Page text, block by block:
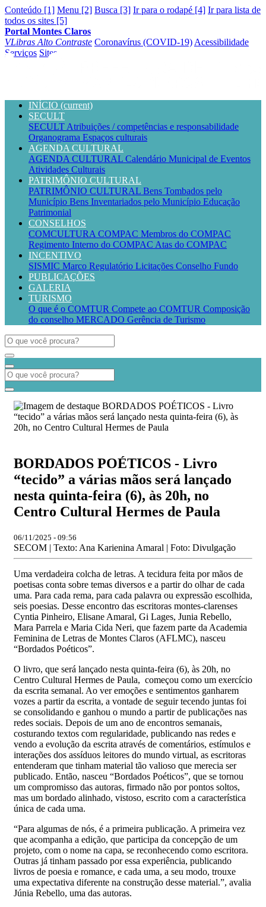
Conteúdo [1] Menu [2] Busca [3] Ir para o rodapé [4] Ir para lista de
todos os sites [5]
Portal Montes Claros
VLibras Alto Contraste Coronavírus (COVID-19) Acessibilidade
Serviços Sites
INÍCIO (current)
SECULT
SECULT Atribuições / competências e responsabilidade
Organograma Espaços culturais
AGENDA CULTURAL
AGENDA CULTURAL Calendário Municipal de Eventos
Atividades Culturais
PATRIMÔNIO CULTURAL
PATRIMÔNIO CULTURAL Bens Tombados pelo
Município Bens Inventariados pelo Município Educação
Patrimonial
CONSELHOS
COMCULTURA COMPAC Membros do COMPAC
Regimento Interno do COMPAC Atas do COMPAC
INCENTIVO
SISMIC Marco Regulatório Licitações Conselho Fundo
PUBLICAÇÕES
GALERIA
TURISMO
O que é o COMTUR Compete ao COMTUR Composição
do conselho MERCADO Gerência de Turismo
BORDADOS POÉTICOS - Livro
“tecido” a várias mãos será lançado
nesta quinta-feira (6), às 20h, no
Centro Cultural Hermes de Paula
06/11/2025 - 09:56
SECOM | Texto: Ana Karienina Amaral | Foto: Divulgação
Uma verdadeira colcha de letras. A tecidura feita por mãos de
poetisas conta sobre temas diversos e a partir do olhar de cada
uma. Para cada rema, para cada palavra ou expressão escolhida,
seis poesias. Desse encontro das escritoras montes-clarenses
Cyntia Pinheiro, Elisane Amaral, Gi Lages, Junia Rebello,
Mara Parrela e Maria Cida Neri, que fazem parte da Academia
Feminina de Letras de Montes Claros (AFLMC), nasceu
“Bordados Poéticos”.
O livro, que será lançado nesta quinta-feira (6), às 20h, no
Centro Cultural Hermes de Paula, começou como um exercício
da escrita semanal. Ao ver emoções e sentimentos ganharem
vozes a partir da escrita, a vontade de seguir tecendo juntas foi
se consolidando e ganhou o mundo a partir de publicações nas
redes sociais. Depois de um ano de encontros semanais,
costurando textos com regularidade, publicando nas redes e
vendo a evolução da escrita através de comentários, estímulos e
interações dos assíduos leitores do mundo virtual, as escritoras
entenderam que tinham material tão valioso que merecia ser
publicado. Então, nasceu “Bordados Poéticos”, que se tornou
um compromisso das autoras, firmado não por pontos soltos,
mas um bordado alinhado, vistoso, escrito com a característica
única de cada uma.
“Para algumas de nós, é a primeira publicação. A primeira vez
que acompanha a edição, que participa da concepção de um
projeto, com o nome na capa, se reconhecendo como escritora.
Outras já tinham passado por essa experiência, publicando
livros de poesia e romance, e cada uma, a seu modo, trouxe
uma expectativa diferente na construção desse material.”, avalia
Júnia Rebello, uma das autoras.